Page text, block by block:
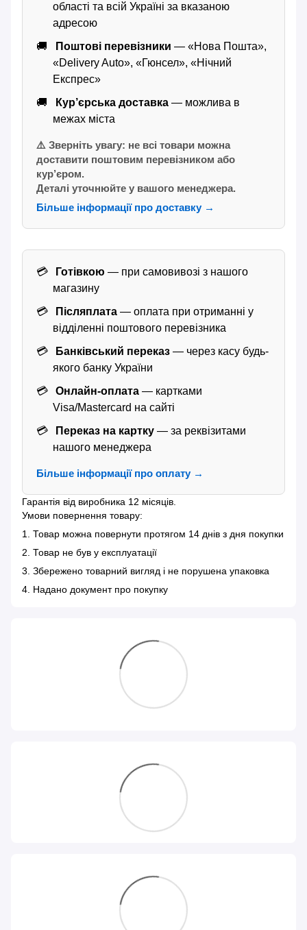
області та всій Україні за вказаною
адресою
Поштові перевізники — «Нова Пошта»,
«Delivery Auto», «Гюнсел», «Нічний
Експрес»
Кур’єрська доставка — можлива в
межах міста
⚠️ Зверніть увагу: не всі товари можна
доставити поштовим перевізником або
кур’єром.
Деталі уточнюйте у вашого менеджера.
Більше інформації про доставку →
Готівкою — при самовивозі з нашого
магазину
Післяплата — оплата при отриманні у
відділенні поштового перевізника
Банківський переказ — через касу будь-
якого банку України
Онлайн-оплата — картками
Visa/Mastercard на сайті
Переказ на картку — за реквізитами
нашого менеджера
Більше інформації про оплату →
Гарантія від виробника 12 місяців.
Умови повернення товару:
1. Товар можна повернути протягом 14 днів з дня покупки
2. Товар не був у експлуатації
3. Збережено товарний вигляд і не порушена упаковка
4. Надано документ про покупку